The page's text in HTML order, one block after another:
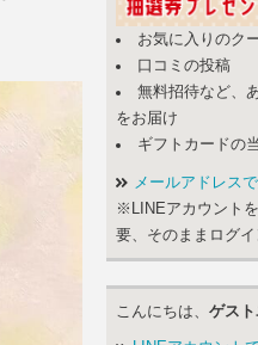
お気に入りのク
口コミの投稿
無料招待など、
をお届け
ギフトカードの
メールアドレス
※LINEアカウント
要、そのままログ
こんにちは、 ゲス